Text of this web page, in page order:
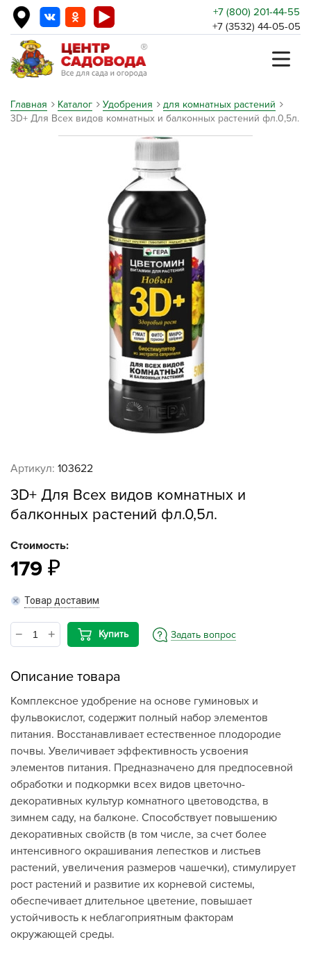
+7 (800) 201-44-55
+7 (3532) 44-05-05
Главная Каталог Удобрения
для комнатных растений
3D+ Для Всех видов комнатных и балконных растений фл.0,5л.
Артикул: 103622
3D+ Для Всех видов комнатных и
балконных растений фл.0,5л.
Стоимость:
179
Товар доставим
Купить Задать вопрос
Описание товара
Комплексное удобрение на основе гуминовых и
фульвокислот, содержит полный набор элементов
питания. Восстанавливает естественное плодородие
почвы. Увеличивает эффективность усвоения
элементов питания. Предназначено для предпосевной
обработки и подкормки всех видов цветочно-
декоративных культур комнатного цветоводства, в
зимнем саду, на балконе. Способствует повышению
декоративных свойств (в том числе, за счет более
интенсивного окрашивания лепестков и листьев
растений, увеличения размеров чашечки), стимулирует
рост растений и развитие их корневой системы,
обеспечивает длительное цветение, повышает
устойчивость к неблагоприятным факторам
окружающей среды.